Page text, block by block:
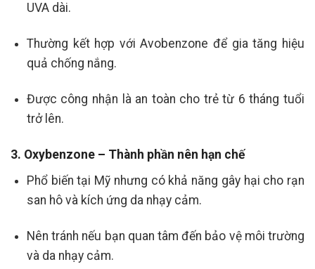
UVA dài.
Thường kết hợp với Avobenzone để gia tăng hiệu
quả chống nắng.
Được công nhận là an toàn cho trẻ từ 6 tháng tuổi
trở lên.
3. Oxybenzone – Thành phần nên hạn chế
Phổ biến tại Mỹ nhưng có khả năng gây hại cho rạn
san hô và kích ứng da nhạy cảm.
Nên tránh nếu bạn quan tâm đến bảo vệ môi trường
và da nhạy cảm.